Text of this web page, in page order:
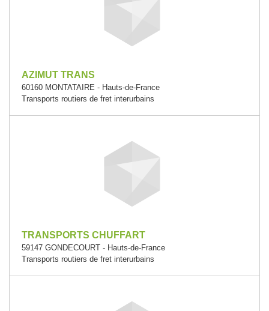
AZIMUT TRANS
60160 MONTATAIRE - Hauts-de-France
Transports routiers de fret interurbains
TRANSPORTS CHUFFART
59147 GONDECOURT - Hauts-de-France
Transports routiers de fret interurbains